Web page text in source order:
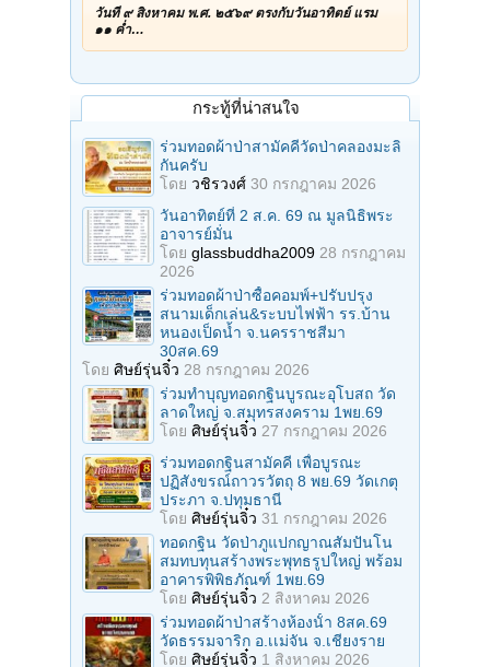
วันที่ ๙ สิงหาคม พ.ศ. ๒๕๖๙ ตรงกับวันอาทิตย์ แรม
๑๑ ค่ำ…
กระทู้ที่น่าสนใจ
ร่วมทอดผ้าป่าสามัคคีวัดป่าคลองมะลิ
กันครับ
โดย วชิรวงศ์ 30 กรกฎาคม 2026
วันอาทิตย์ที่ 2 ส.ค. 69 ณ มูลนิธิพระ
อาจารย์มั่น
โดย glassbuddha2009 28 กรกฎาคม
2026
ร่วมทอดผ้าป่าซื้อคอมพ์+ปรับปรุง
สนามเด็กเล่น&ระบบไฟฟ้า รร.บ้าน
หนองเป็ดน้ำ จ.นครราชสีมา
30สค.69
โดย ศิษย์รุ่นจิ๋ว 28 กรกฎาคม 2026
ร่วมทําบุญทอดกฐินบูรณะอุโบสถ วัด
ลาดใหญ่ จ.สมุทรสงคราม 1พย.69
โดย ศิษย์รุ่นจิ๋ว 27 กรกฎาคม 2026
ร่วมทอดกฐินสามัคคี เพื่อบูรณะ
ปฏิสังขรณ์ถาวรวัตถุ 8 พย.69 วัดเกตุ
ประภา จ.ปทุมธานี
โดย ศิษย์รุ่นจิ๋ว 31 กรกฎาคม 2026
ทอดกฐิน วัดป่าภูแปกญาณสัมปันโน
สมทบทุนสร้างพระพุทธรูปใหญ่ พร้อม
อาคารพิพิธภัณฑ์ 1พย.69
โดย ศิษย์รุ่นจิ๋ว 2 สิงหาคม 2026
ร่วมทอดผ้าป่าสร้างห้องนั้า 8สค.69
วัดธรรมจาริก อ.เเม่จัน จ.เชียงราย
โดย ศิษย์รุ่นจิ๋ว 1 สิงหาคม 2026